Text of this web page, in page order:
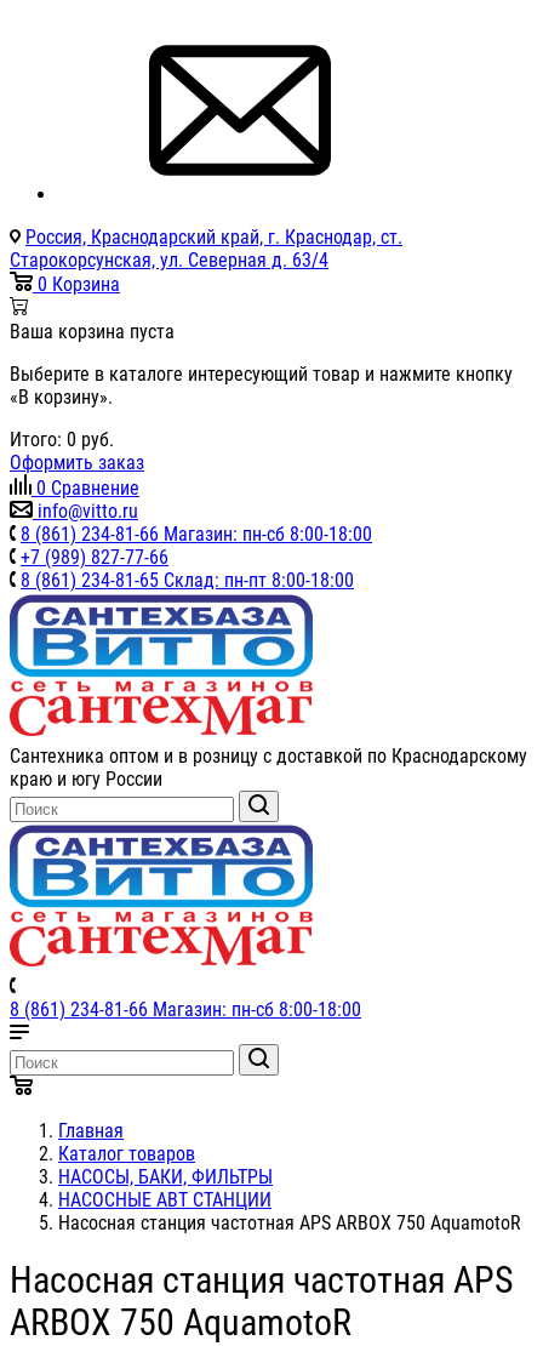
Россия, Краснодарский край, г. Краснодар, ст.
Старокорсунская, ул. Северная д. 63/4
0 Корзина
Ваша корзина пуста
Выберите в каталоге интересующий товар и нажмите кнопку
«В корзину».
Итого: 0 руб.
Оформить заказ
0 Сравнение
info@vitto.ru
8 (861) 234-81-66 Магазин: пн-сб 8:00-18:00
+7 (989) 827-77-66
8 (861) 234-81-65 Склад: пн-пт 8:00-18:00
Сантехника оптом и в розницу с доставкой по Краснодарскому
краю и югу России
8 (861) 234-81-66 Магазин: пн-сб 8:00-18:00
Главная
Каталог товаров
НАСОСЫ, БАКИ, ФИЛЬТРЫ
НАСОСНЫЕ АВТ СТАНЦИИ
Насосная станция частотная APS ARBOX 750 AquamotoR
Насосная станция частотная APS
ARBOX 750 AquamotoR